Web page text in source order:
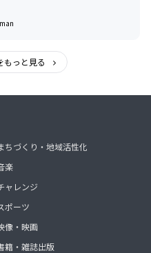
もっと見る
ちづくり・地域活性化
楽
ャレンジ
ポーツ
像・映画
籍・雑誌出版